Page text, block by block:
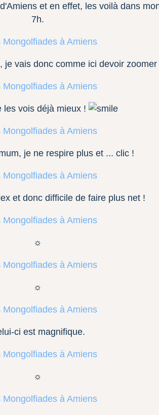
et en effet, les voilà dans
7h.
je vais donc comme ici devoir zoomer
les vois déjà mieux !
je ne respire plus et ... clic !
et donc difficile de faire plus net !
☼
☼
ci est magnifique.
☼